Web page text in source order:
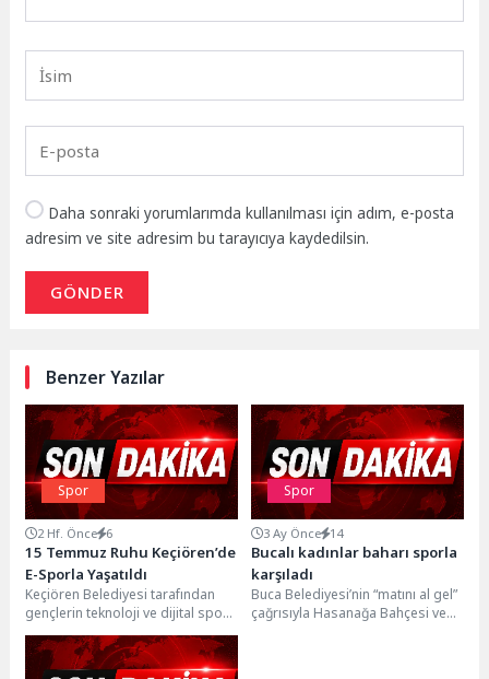
Daha sonraki yorumlarımda kullanılması için adım, e-posta
adresim ve site adresim bu tarayıcıya kaydedilsin.
GÖNDER
Benzer Yazılar
Spor
2 Hf. Önce 6
15 Temmuz Ruhu Keçiören’de
E-Sporla Yaşatıldı
Keçiören Belediyesi tarafından
gençlerin teknoloji ve dijital spor
alanındaki gelişimlerini
desteklemek amacıyla hizmet
veren Prof....
Spor
3 Ay Önce 14
Bucalı kadınlar baharı sporla
karşıladı
Buca Belediyesi’nin “matını al gel”
çağrısıyla Hasanağa Bahçesi ve